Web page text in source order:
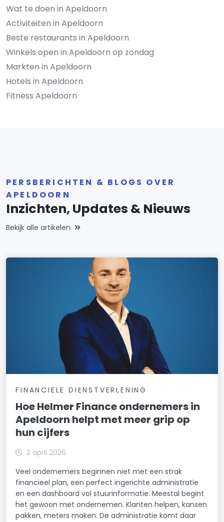
Wat te doen in Apeldoorn
Activiteiten in Apeldoorn
Beste restaurants in Apeldoorn
Winkels open in Apeldoorn op zondag
Markten in Apeldoorn
Hotels in Apeldoorn
Fitness Apeldoorn
PERSBERICHTEN & BLOGS OVER
APELDOORN
Inzichten, Updates & Nieuws
Bekijk alle artikelen
FINANCIELE DIENSTVERLENING
Hoe Helmer Finance ondernemers in
Apeldoorn helpt met meer grip op
hun cijfers
2 april 2026
Veel ondernemers beginnen niet met een strak
financieel plan, een perfect ingerichte administratie
en een dashboard vol stuurinformatie. Meestal begint
het gewoon met ondernemen. Klanten helpen, kansen
pakken, meters maken. De administratie komt daar